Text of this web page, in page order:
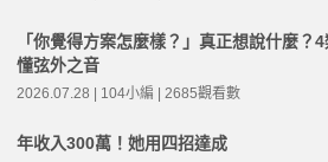
「你覺得方案怎麼樣？」真正想說什麼？
懂弦外之音
2026.07.28 | 104小編 | 2685觀看數
年收入300萬！她用四招達成